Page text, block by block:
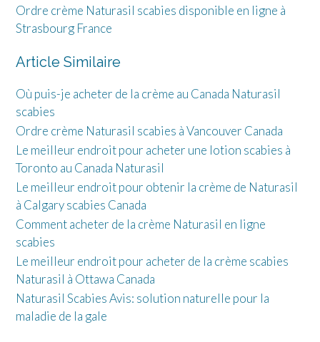
Ordre crème Naturasil scabies disponible en ligne à
Strasbourg France
Article Similaire
Où puis-je acheter de la crème au Canada Naturasil
scabies
Ordre crème Naturasil scabies à Vancouver Canada
Le meilleur endroit pour acheter une lotion scabies à
Toronto au Canada Naturasil
Le meilleur endroit pour obtenir la crème de Naturasil
à Calgary scabies Canada
Comment acheter de la crème Naturasil en ligne
scabies
Le meilleur endroit pour acheter de la crème scabies
Naturasil à Ottawa Canada
Naturasil Scabies Avis: solution naturelle pour la
maladie de la gale